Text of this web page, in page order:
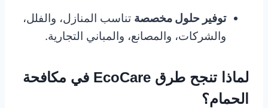
توفير حلول مخصصة تناسب المنازل، والفلل،
والشركات، والمصانع، والمباني التجارية.
لماذا تنجح طرق EcoCare في مكافحة
الحمام؟